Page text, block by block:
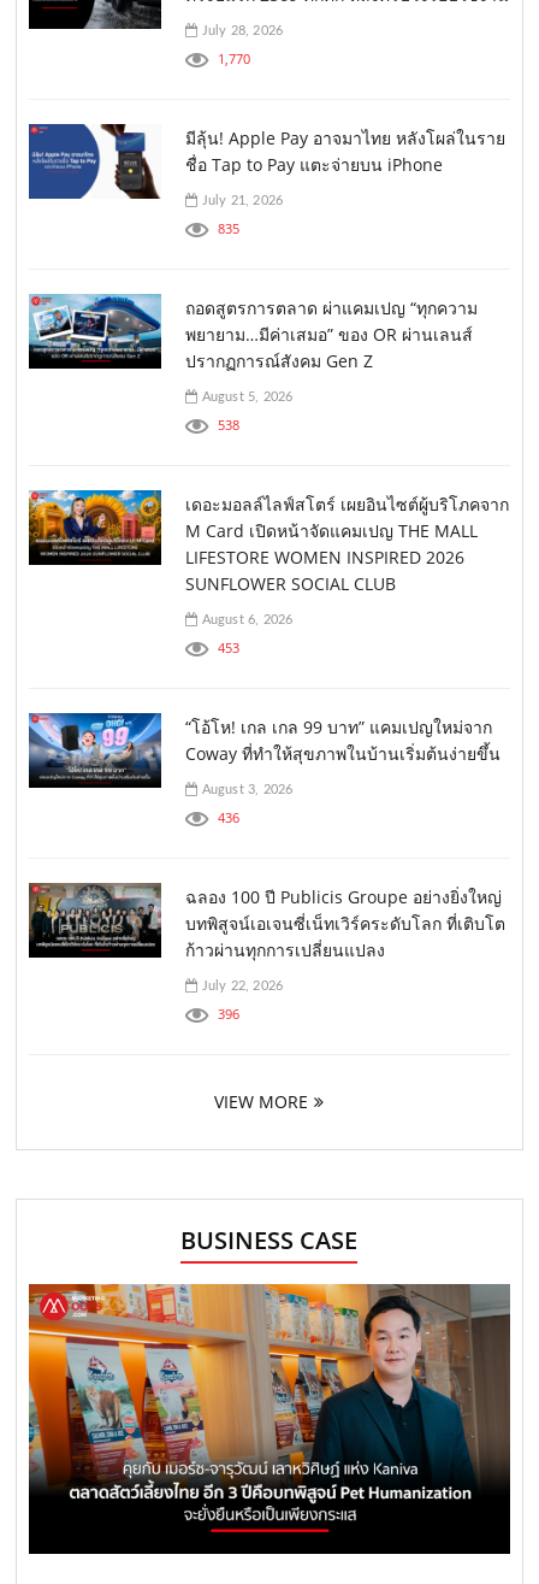
July 28, 2026
1,770
มีลุ้น! Apple Pay อาจมาไทย หลังโผล่ในราย
ชื่อ Tap to Pay แตะจ่ายบน iPhone
July 21, 2026
835
ถอดสูตรการตลาด ผ่าแคมเปญ “ทุกความ
พยายาม…มีค่าเสมอ” ของ OR ผ่านเลนส์
ปรากฏการณ์สังคม Gen Z
August 5, 2026
538
เดอะมอลล์ไลฟ์สโตร์ เผยอินไซต์ผู้บริโภคจาก
M Card เปิดหน้าจัดแคมเปญ THE MALL
LIFESTORE WOMEN INSPIRED 2026
SUNFLOWER SOCIAL CLUB
August 6, 2026
453
“โอ้โห! เกล เกล 99 บาท” แคมเปญใหม่จาก
Coway ที่ทำให้สุขภาพในบ้านเริ่มต้นง่ายขึ้น
August 3, 2026
436
ฉลอง 100 ปี Publicis Groupe อย่างยิ่งใหญ่
บทพิสูจน์เอเจนซี่เน็ทเวิร์คระดับโลก ที่เติบโต
ก้าวผ่านทุกการเปลี่ยนแปลง
July 22, 2026
396
VIEW MORE
BUSINESS CASE